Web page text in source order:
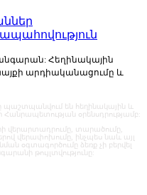
Հեղինակային
արդիականացումը և
պաշտպանվում են հեղինակային և
օրենսդրությամբ:
վերարտադրումը, տարածումը,
վերափոխումը, ինչպես նաև այլ
օգտագործումը ձեռք չի բերվել
թույլտվությունը: